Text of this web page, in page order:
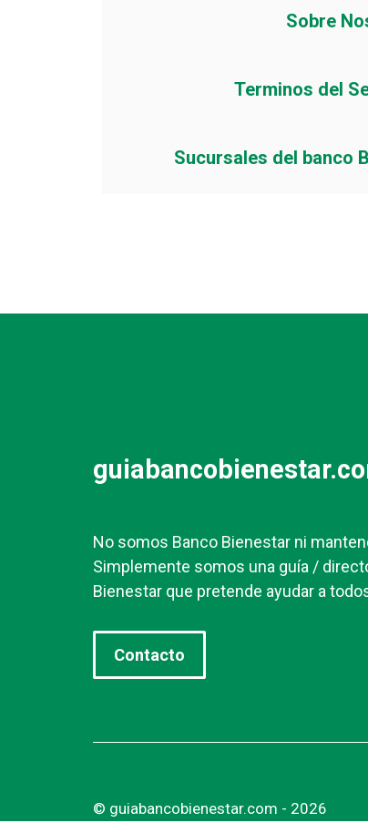
Sobre
Terminos del
Sucursales del banco
No somos Banco Bienestar ni
Simplemente somos una guía /
Bienestar que pretende ayudar a
Contacto
© guiabancobienestar.com - 2026